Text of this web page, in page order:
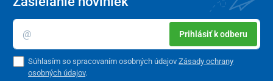
Prihlásiť k odberu
Súhlasím so spracovaním osobných údajovZásady ochrany
osobných údajov.